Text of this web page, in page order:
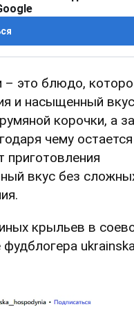
– это блюдо,
и насыщенный
корочки, а
чему остается
вкус без
крыльев в
фудблогера